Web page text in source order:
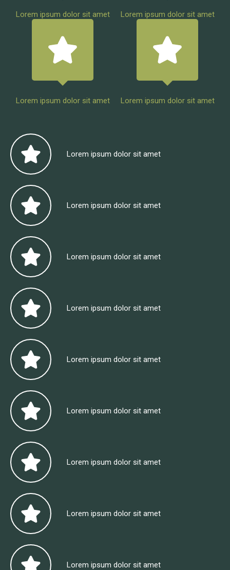
Lorem ipsum dolor sit amet Lorem ipsum dolor sit amet
Lorem ipsum dolor sit amet Lorem ipsum dolor sit amet
Lorem ipsum dolor sit amet
Lorem ipsum dolor sit amet
Lorem ipsum dolor sit amet
Lorem ipsum dolor sit amet
Lorem ipsum dolor sit amet
Lorem ipsum dolor sit amet
Lorem ipsum dolor sit amet
Lorem ipsum dolor sit amet
Lorem ipsum dolor sit amet